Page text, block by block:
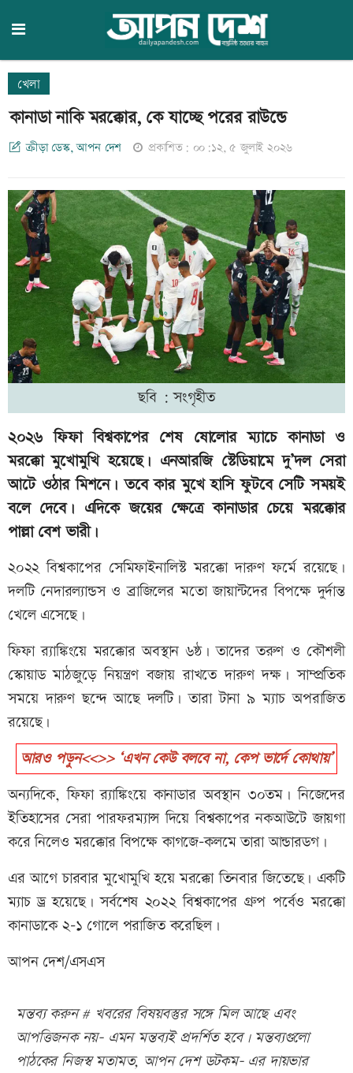
খেলা
কানাডা নাকি মরক্কোর, কে যাচ্ছে পরের রাউন্ডে
ক্রীড়া ডেস্ক, আপন দেশ প্রকাশিত: ০০:১২, ৫ জুলাই ২০২৬
ছবি : সংগৃহীত
২০২৬ ফিফা বিশ্বকাপের শেষ ষোলোর ম্যাচে কানাডা ও
মরক্কো মুখোমুখি হয়েছে। এনআরজি স্টেডিয়ামে দু’দল সেরা
আটে ওঠার মিশনে। তবে কার মুখে হাসি ফুটবে সেটি সময়ই
বলে দেবে। এদিকে জয়ের ক্ষেত্রে কানাডার চেয়ে মরক্কোর
পাল্লা বেশ ভারী।
২০২২ বিশ্বকাপের সেমিফাইনালিস্ট মরক্কো দারুণ ফর্মে রয়েছে।
দলটি নেদারল্যান্ডস ও ব্রাজিলের মতো জায়ান্টদের বিপক্ষে দুর্দান্ত
খেলে এসেছে।
ফিফা র‍্যাঙ্কিংয়ে মরক্কোর অবস্থান ৬ষ্ঠ। তাদের তরুণ ও কৌশলী
স্কোয়াড মাঠজুড়ে নিয়ন্ত্রণ বজায় রাখতে দারুণ দক্ষ। সাম্প্রতিক
সময়ে দারুণ ছন্দে আছে দলটি। তারা টানা ৯ ম্যাচ অপরাজিত
রয়েছে।
আরও পড়ুন<<>> ‘এখন কেউ বলবে না, কেপ ভার্দে কোথায়’
অন্যদিকে, ফিফা র‍্যাঙ্কিংয়ে কানাডার অবস্থান ৩০তম। নিজেদের
ইতিহাসের সেরা পারফরম্যান্স দিয়ে বিশ্বকাপের নকআউটে জায়গা
করে নিলেও মরক্কোর বিপক্ষে কাগজে-কলমে তারা আন্ডারডগ।
এর আগে চারবার মুখোমুখি হয়ে মরক্কো তিনবার জিতেছে। একটি
ম্যাচ ড্র হয়েছে। সর্বশেষ ২০২২ বিশ্বকাপের গ্রুপ পর্বেও মরক্কো
কানাডাকে ২-১ গোলে পরাজিত করেছিল।
আপন দেশ/এসএস
মন্তব্য করুন # খবরের বিষয়বস্তুর সঙ্গে মিল আছে এবং
আপত্তিজনক নয়- এমন মন্তব্যই প্রদর্শিত হবে। মন্তব্যগুলো
পাঠকের নিজস্ব মতামত, আপন দেশ ডটকম- এর দায়ভার